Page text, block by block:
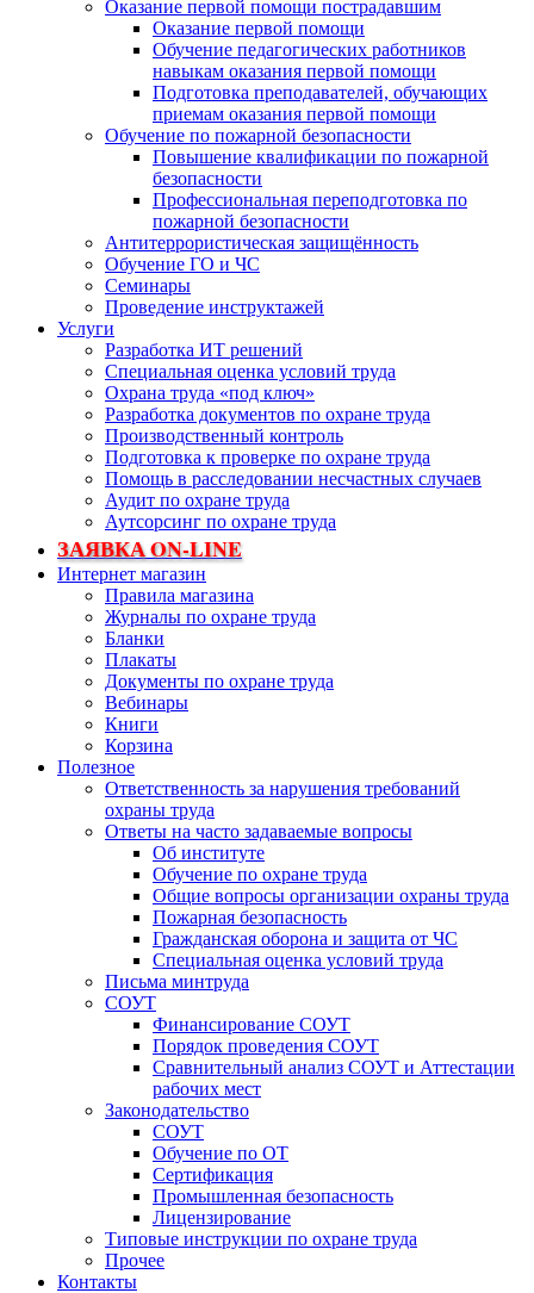
Оказание первой помощи пострадавшим
Оказание первой помощи
Обучение педагогических работников
навыкам оказания первой помощи
Подготовка преподавателей, обучающих
приемам оказания первой помощи
Обучение по пожарной безопасности
Повышение квалификации по пожарной
безопасности
Профессиональная переподготовка по
пожарной безопасности
Антитеррористическая защищённость
Обучение ГО и ЧС
Семинары
Проведение инструктажей
Услуги
Разработка ИТ решений
Специальная оценка условий труда
Охрана труда «под ключ»
Разработка документов по охране труда
Производственный контроль
Подготовка к проверке по охране труда
Помощь в расследовании несчастных случаев
Аудит по охране труда
Аутсорсинг по охране труда
ЗАЯВКА ON-LINE
Интернет магазин
Правила магазина
Журналы по охране труда
Бланки
Плакаты
Документы по охране труда
Вебинары
Книги
Корзина
Полезное
Ответственность за нарушения требований
охраны труда
Ответы на часто задаваемые вопросы
Об институте
Обучение по охране труда
Общие вопросы организации охраны труда
Пожарная безопасность
Гражданская оборона и защита от ЧС
Специальная оценка условий труда
Письма минтруда
СОУТ
Финансирование СОУТ
Порядок проведения СОУТ
Сравнительный анализ СОУТ и Аттестации
рабочих мест
Законодательство
СОУТ
Обучение по ОТ
Сертификация
Промышленная безопасность
Лицензирование
Типовые инструкции по охране труда
Прочее
Контакты